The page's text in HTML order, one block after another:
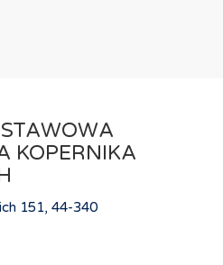
KOPERNIKA
151, 44-340